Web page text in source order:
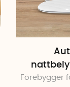
Förebygger